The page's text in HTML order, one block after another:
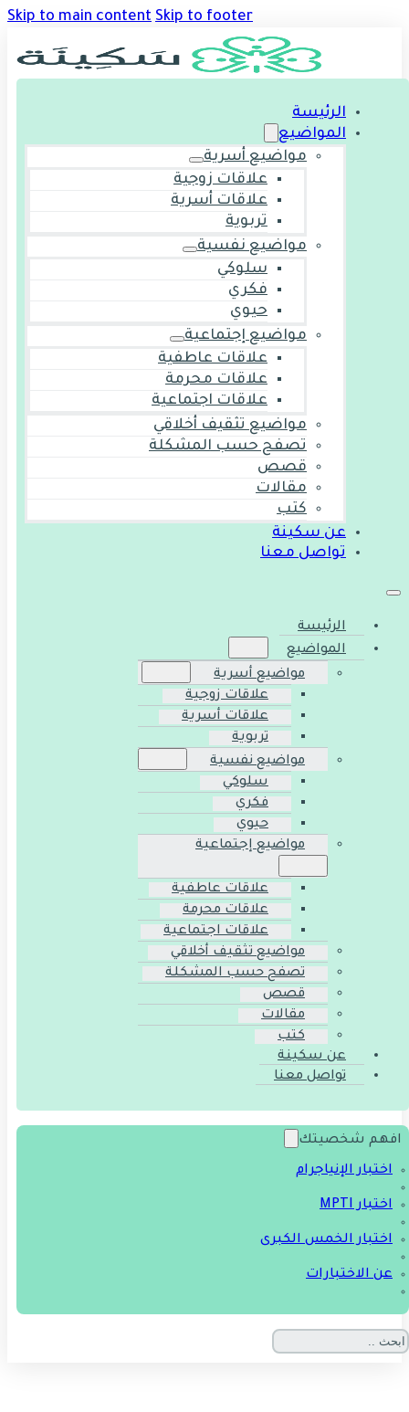
Skip to main content Skip to footer
الرئيسة
المواضيع
مواضيع أسرية
علاقات زوجية
علاقات أسرية
تربوية
مواضيع نفسية
سلوكي
فكري
حيوي
مواضيع إجتماعية
علاقات عاطفية
علاقات محرمة
علاقات اجتماعية
مواضيع تثقيف أخلاقي
تصفح حسب المشكلة
قصص
مقالات
كتب
عن سكينة
تواصل معنا
الرئيسة
المواضيع
مواضيع أسرية
علاقات زوجية
علاقات أسرية
تربوية
مواضيع نفسية
سلوكي
فكري
حيوي
مواضيع إجتماعية
علاقات عاطفية
علاقات محرمة
علاقات اجتماعية
مواضيع تثقيف أخلاقي
تصفح حسب المشكلة
قصص
مقالات
كتب
عن سكينة
تواصل معنا
افهم شخصيتك
اختبار الإنياجرام
اختبار MPTI
اختبار الخمس الكبرى
عن الاختبارات